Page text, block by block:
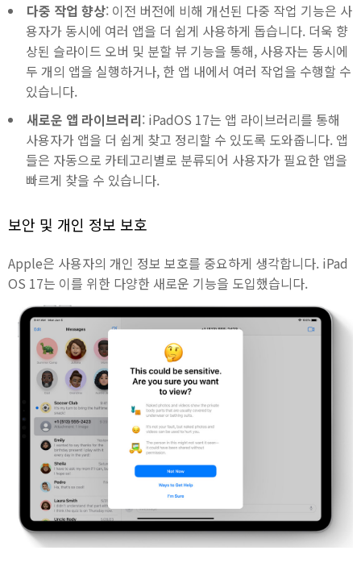
다중 작업 향상: 이전 버전에 비해 개선된 다중 작업 기능은 사
용자가 동시에 여러 앱을 더 쉽게 사용하게 돕습니다. 더욱 향
상된 슬라이드 오버 및 분할 뷰 기능을 통해, 사용자는 동시에
두 개의 앱을 실행하거나, 한 앱 내에서 여러 작업을 수행할 수
있습니다.
새로운 앱 라이브러리: iPadOS 17는 앱 라이브러리를 통해
사용자가 앱을 더 쉽게 찾고 정리할 수 있도록 도와줍니다. 앱
들은 자동으로 카테고리별로 분류되어 사용자가 필요한 앱을
빠르게 찾을 수 있습니다.
보안 및 개인 정보 보호
Apple은 사용자의 개인 정보 보호를 중요하게 생각합니다. iPad
OS 17는 이를 위한 다양한 새로운 기능을 도입했습니다.